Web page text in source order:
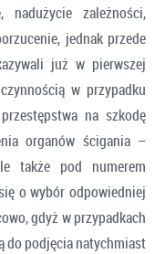
zależności,
jednak przede
już w pierwszej
w przypadku
na szkodę
organów ścigania –
także pod numerem
o wybór odpowiedniej
gdyż w przypadkach
do podjęcia natychmiast